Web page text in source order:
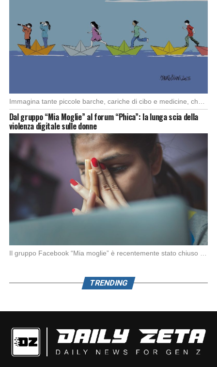
Immagina tante piccole barche, cariche di cibo e medicine, che partono da diversi porti del […]
Dal gruppo “Mia Moglie” al forum “Phica”: la lunga scia della
violenza digitale sulle donne
Il gruppo Facebook “Mia moglie” è recentemente stato chiuso da Meta in seguito alle denunce […]
TRENDING